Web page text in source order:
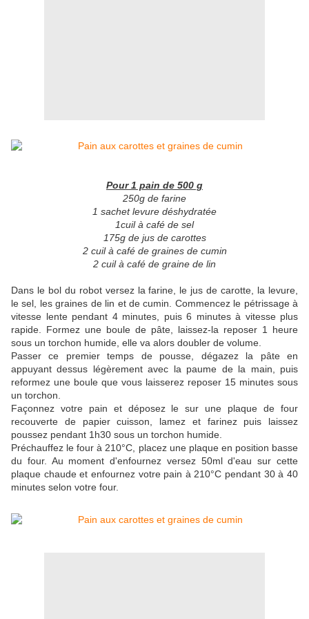
Pour 1 pain de 500 g
250g de farine
1 sachet levure déshydratée
1cuil à café de sel
175g de jus de carottes
2 cuil à café de graines de cumin
2 cuil à café de graine de lin
Dans le bol du robot versez la farine, le jus de carotte, la levure,
le sel, les graines de lin et de cumin. Commencez le pétrissage à
vitesse lente pendant 4 minutes, puis 6 minutes à vitesse plus
rapide. Formez une boule de pâte, laissez-la reposer 1 heure
sous un torchon humide, elle va alors doubler de volume.
Passer ce premier temps de pousse, dégazez la pâte en
appuyant dessus légèrement avec la paume de la main, puis
reformez une boule que vous laisserez reposer 15 minutes sous
un torchon.
Façonnez votre pain et déposez le sur une plaque de four
recouverte de papier cuisson, lamez et farinez puis laissez
poussez pendant 1h30 sous un torchon humide.
Préchauffez le four à 210°C, placez une plaque en position basse
du four. Au moment d'enfournez versez 50ml d'eau sur cette
plaque chaude et enfournez votre pain à 210°C pendant 30 à 40
minutes selon votre four.